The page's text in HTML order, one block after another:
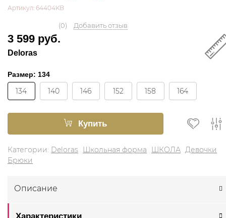
Артикул: 64404KB
(0) Добавить отзыв
3 599 руб.
Deloras
Размер: 134
134 140 146 152 158 164
Купить
Категории: Deloras Школьная форма ШКОЛА Девочки
Брюки
Описание